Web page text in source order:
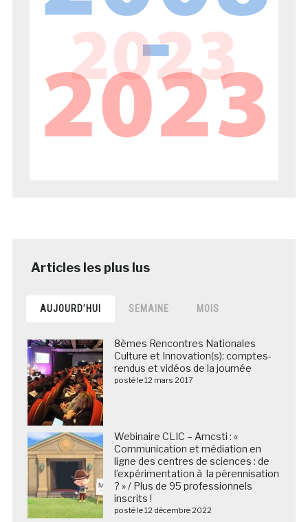
AUJOURD’HUI SEMAINE MOIS
8èmes Rencontres Nationales
Culture et Innovation(s): comptes-
rendus et vidéos de la journée
posté le 12 mars 2017
Webinaire CLIC – Amcsti : «
Communication et médiation en
ligne des centres de sciences : de
l’expérimentation à la pérennisation
? » / Plus de 95 professionnels
inscrits !
posté le 12 décembre 2022